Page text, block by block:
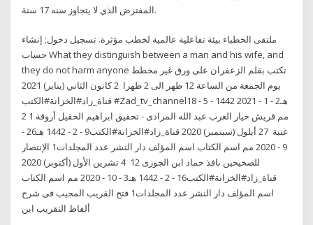
المفترض الذي لا يتجاوز سنه 17 سنة.
ملتقى الخطباء بيئة تفاعلية عالمية لخطب مؤثرة. تسجيل دخول; إنشاء
حساب What they distinguish between a man and his wife, and
they do not harm anyone تكتب بقلم الزعفران على ورق غير مخطط
يوم الجمعة من الساعة 12 ظهر الى 2 ظهرا 2 كانون الثاني (يناير) 2021
قناة_زاد#الخزانة#الكتب #Zad_tv_channel18 - 5 - 1442 هـ2 - 1 - 2021
مم قريش خيار العرب عبد الله المرادى - تحقيق ابراهيم الحقيل أروقة 1 2
غنية 27 أيلول (سبتمبر) 2020 قناة_زاد#الخزانة#الكتب9 - 2 - 1442 هـ26 -
9 - 2020 مم اسم الكتاب اسم المؤلف دار النشر عدد المجلدات1 الإنتصار
للصحيحين نافذ حماد ابن الجوزى 12 4 تشرين الأول (أكتوبر) 2020
قناة_زاد#الخزانة#الكتب16 - 2 - 1442 هـ3 - 10 - 2020 مم اسم الكتاب
اسم المؤلف دار النشر عدد المجلدات1 فتح القريب المجيب فى شرح